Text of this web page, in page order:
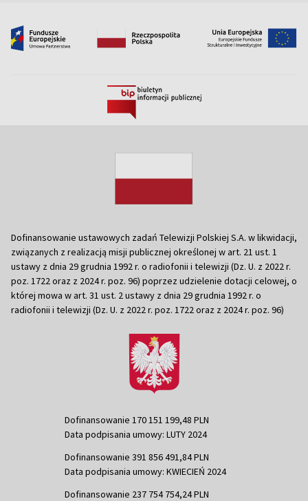
Dofinansowanie ustawowych zadań Telewizji Polskiej S.A. w likwidacji,
związanych z realizacją misji publicznej określonej w art. 21 ust. 1
ustawy z dnia 29 grudnia 1992 r. o radiofonii i telewizji (Dz. U. z 2022 r.
poz. 1722 oraz z 2024 r. poz. 96) poprzez udzielenie dotacji celowej, o
której mowa w art. 31 ust. 2 ustawy z dnia 29 grudnia 1992 r. o
radiofonii i telewizji (Dz. U. z 2022 r. poz. 1722 oraz z 2024 r. poz. 96)
Dofinansowanie 170 151 199,48 PLN
Data podpisania umowy: LUTY 2024
Dofinansowanie 391 856 491,84 PLN
Data podpisania umowy: KWIECIEŃ 2024
Dofinansowanie 237 754 754,24 PLN